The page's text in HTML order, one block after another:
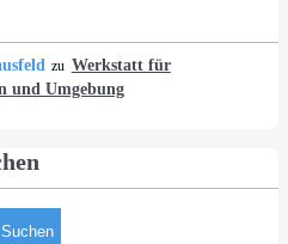
zu Werkstatt für
und Umgebung
Suchen